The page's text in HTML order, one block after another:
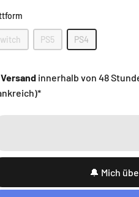
Plattform
PS5 PS4
Versandinnerhalb von 48
🔔 Mich